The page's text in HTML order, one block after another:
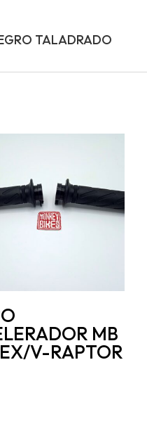
TALADRADO
MB
V-RAPTOR